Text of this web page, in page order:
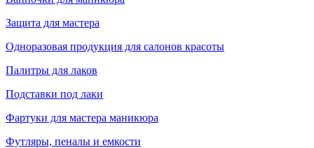
Защита для мастера
Одноразовая продукция для салонов красоты
Палитры для лаков
Подставки под лаки
Фартуки для мастера маникюра
Футляры, пеналы и емкости